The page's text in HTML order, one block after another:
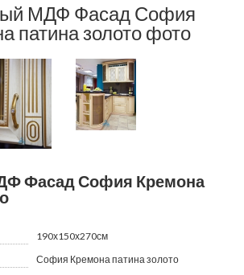
МДФ Фасад София
патина золото фото
Фасад София Кремона
190х150х270см
София Кремона патина золото